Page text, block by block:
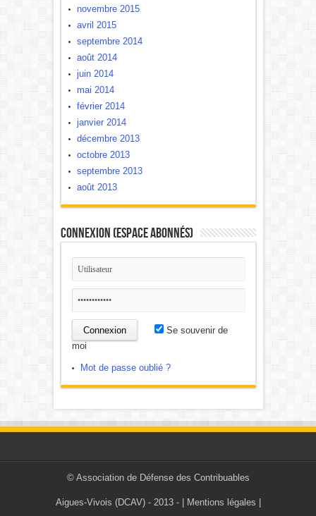
novembre 2015
avril 2015
septembre 2014
août 2014
juin 2014
mai 2014
février 2014
janvier 2014
décembre 2013
octobre 2013
septembre 2013
août 2013
Connexion (Espace Abonnés)
Se souvenir de
moi
Mot de passe oublié ?
© Association de Défense des Contribuables
Aigues-Vivois (DCAV)- 2013 - | Mentions légales